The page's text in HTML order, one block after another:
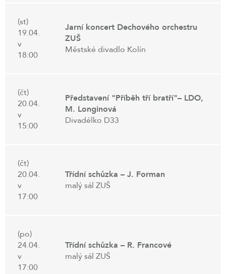
(st)
19.04.
v
18:00
Jarní koncert Dechového orchestru
ZUŠ
Městské divadlo Kolín
(čt)
20.04.
v
15:00
Představení "Příběh tří bratří"– LDO,
M. Longinová
Divadélko D33
(čt)
20.04.
v
17:00
Třídní schůzka – J. Forman
malý sál ZUŠ
(po)
24.04.
v
17:00
Třídní schůzka – R. Francové
malý sál ZUŠ